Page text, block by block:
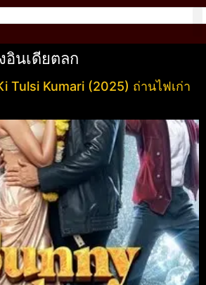
อินเดียตลก
Tulsi Kumari (2025) ถ่านไฟเก่า